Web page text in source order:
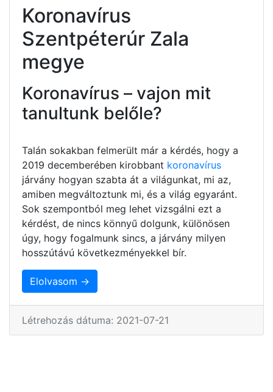
Koronavírus
Szentpéterúr Zala
megye
Koronavírus – vajon mit
tanultunk belőle?
Talán sokakban felmerült már a kérdés, hogy a
2019 decemberében kirobbant koronavírus
járvány hogyan szabta át a világunkat, mi az,
amiben megváltoztunk mi, és a világ egyaránt.
Sok szempontból meg lehet vizsgálni ezt a
kérdést, de nincs könnyű dolgunk, különösen
úgy, hogy fogalmunk sincs, a járvány milyen
hosszútávú következményekkel bír.
Elolvasom →
Létrehozás dátuma: 2021-07-21